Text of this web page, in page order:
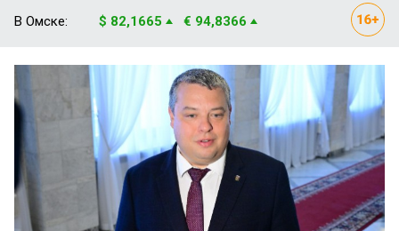
НОВОСТИ КОМПАНИЙ
ПРОИСШЕСТВИЯ
Мнения
Рейтинги
Блоги
В Омске: $ 82,1665 € 94,8366